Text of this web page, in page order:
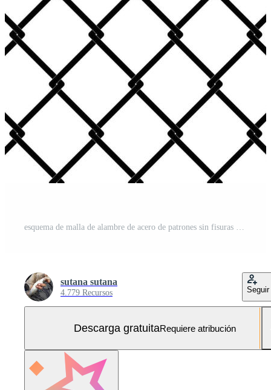
esquema de malla de alambre de acero de patrones sin fisuras Vector Gratis y SVG Gratis
sutana sutana
4.779 Recursos Seguir
Descarga gratuitaRequiere atribución